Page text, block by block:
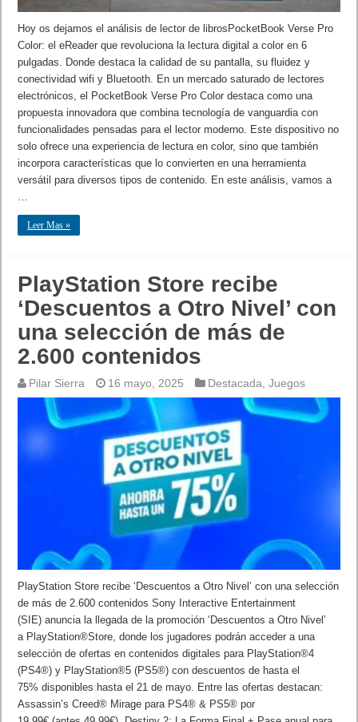
Hoy os dejamos el análisis de lector de librosPocketBook Verse Pro
Color: el eReader que revoluciona la lectura digital a color en 6
pulgadas. Donde destaca la calidad de su pantalla, su fluidez y
conectividad wifi y Bluetooth. En un mercado saturado de lectores
electrónicos, el PocketBook Verse Pro Color destaca como una
propuesta innovadora que combina tecnología de vanguardia con
funcionalidades pensadas para el lector moderno. Este dispositivo no
solo ofrece una experiencia de lectura en color, sino que también
incorpora características que lo convierten en una herramienta
versátil para diversos tipos de contenido. En este análisis, vamos a
…
Leer Mas »
PlayStation Store recibe
‘Descuentos a Otro Nivel’ con
una selección de más de
2.600 contenidos
Pilar Sierra 16 mayo, 2025 Destacada ,Juegos
PlayStation Store recibe ‘Descuentos a Otro Nivel’ con una selección
de más de 2.600 contenidos Sony Interactive Entertainment
(SIE) anuncia la llegada de la promoción ‘Descuentos a Otro Nivel’
a PlayStation®Store, donde los jugadores podrán acceder a una
selección de ofertas en contenidos digitales para PlayStation®4
(PS4®) y PlayStation®5 (PS5®) con descuentos de hasta el
75% disponibles hasta el 21 de mayo. Entre las ofertas destacan:
Assassin’s Creed® Mirage para PS4® & PS5® por